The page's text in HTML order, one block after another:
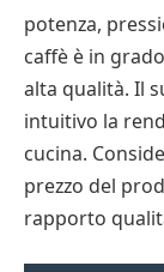
potenza,
caffè è in
alta qualità. Il
intuitivo la
cucina.
prezzo del
rapporto